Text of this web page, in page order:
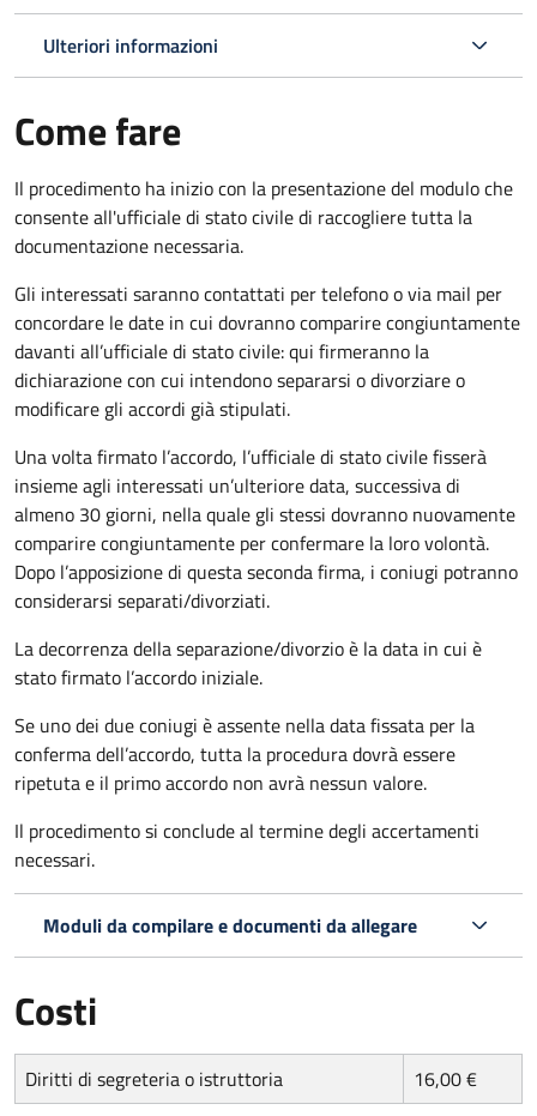
Ulteriori informazioni
Come fare
Il procedimento ha inizio con la presentazione del modulo che
consente all'ufficiale di stato civile di raccogliere tutta la
documentazione necessaria.
Gli interessati saranno contattati per telefono o via mail per
concordare le date in cui dovranno comparire congiuntamente
davanti all’ufficiale di stato civile: qui firmeranno la
dichiarazione con cui intendono separarsi o divorziare o
modificare gli accordi già stipulati.
Una volta firmato l’accordo, l’ufficiale di stato civile fisserà
insieme agli interessati un’ulteriore data, successiva di
almeno 30 giorni, nella quale gli stessi dovranno nuovamente
comparire congiuntamente per confermare la loro volontà.
Dopo l’apposizione di questa seconda firma, i coniugi potranno
considerarsi separati/divorziati.
La decorrenza della separazione/divorzio è la data in cui è
stato firmato l’accordo iniziale.
Se uno dei due coniugi è assente nella data fissata per la
conferma dell’accordo, tutta la procedura dovrà essere
ripetuta e il primo accordo non avrà nessun valore.
Il procedimento si conclude al termine degli accertamenti
necessari.
Moduli da compilare e documenti da allegare
Costi
Diritti di segreteria o istruttoria 16,00 €